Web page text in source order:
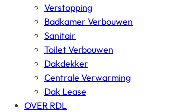
Verstopping
Badkamer Verbouwen
Sanitair
Toilet Verbouwen
Dakdekker
Centrale Verwarming
Dak Lease
OVER RDL